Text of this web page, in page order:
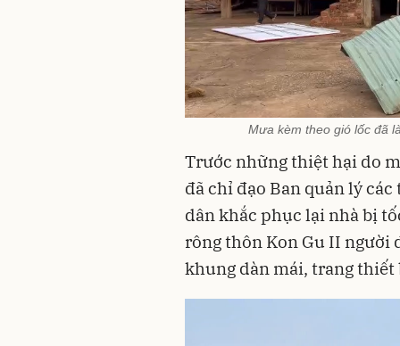
Mưa kèm theo gió lốc đã
Trước những thiệt hại do
đã chỉ đạo Ban quản lý
dân khắc phục lại nhà bị
rông thôn Kon Gu II người
khung dàn mái, trang thiết